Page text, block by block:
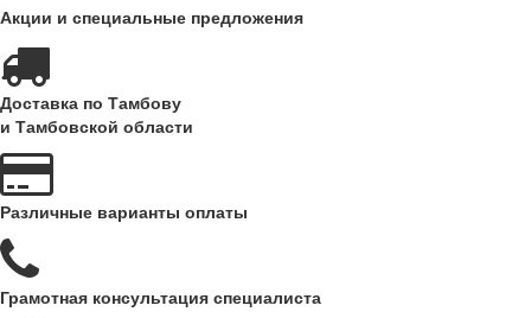
Акции и специальные предложения
Доставка по Тамбову
и Тамбовской области
Различные варианты оплаты
Грамотная консультация специалиста